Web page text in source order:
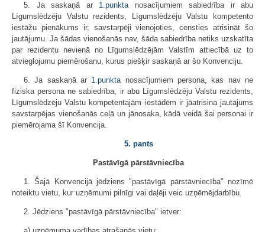
5. Ja saskaņā ar 1.punktanosacījumiem sabiedrība ir abu
Līgumslēdzēju Valstu rezidents, Līgumslēdzēju Valstu kompetento
iestāžu pienākums ir, savstarpēji vienojoties, censties atrisināt šo
jautājumu. Ja šādas vienošanās nav, šāda sabiedrība netiks uzskatīta
par rezidentu nevienā no Līgumslēdzējām Valstīm attiecībā uz to
atvieglojumu piemērošanu, kurus piešķir saskaņā ar šo Konvenciju.
6. Ja saskaņā ar 1.punktanosacījumiem persona, kas nav ne
fiziska persona ne sabiedrība, ir abu Līgumslēdzēju Valstu rezidents,
Līgumslēdzēju Valstu kompetentajām iestādēm ir jāatrisina jautājums
savstarpējas vienošanās ceļā un jānosaka, kādā veidā šai personai ir
piemērojama šī Konvencija.
5. pants
Pastāvīgā pārstāvniecība
1. Šajā Konvencijā jēdziens "pastāvīgā pārstāvniecība" nozīmē
noteiktu vietu, kur uzņēmumi pilnīgi vai daļēji veic uzņēmējdarbību.
2. Jēdziens "pastāvīgā pārstāvniecība" ietver: